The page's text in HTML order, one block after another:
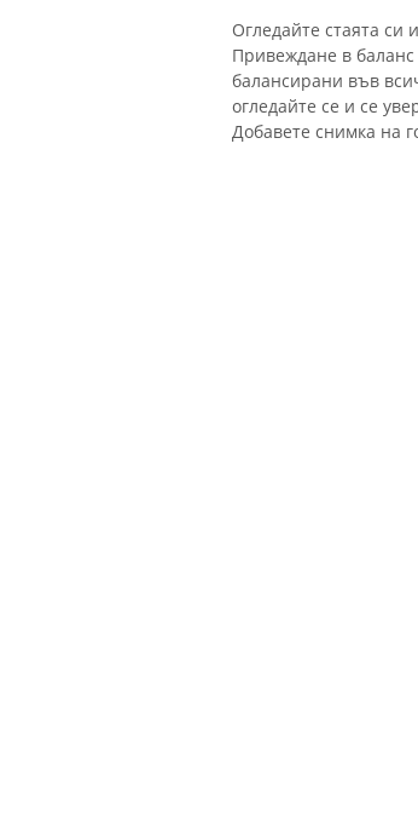
Огледайте стаята
Привеждане в баланс
балансирани във
огледайте се и се
Добавете снимка на